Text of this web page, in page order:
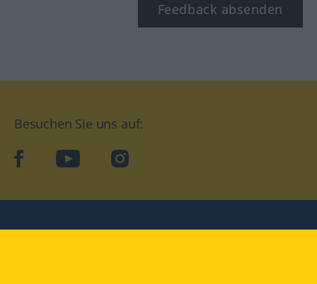
Feedback absenden
Besuchen Sie uns auf:
facebook YouTube Instagram